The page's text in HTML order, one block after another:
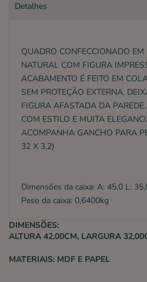
Detalhes
QUADRO CONFECCIONADO
NATURAL COM FIGURA
ACABAMENTO É FEITO EM
SEM PROTEÇÃO EXTERNA,
FIGURA AFASTADA DA
COM ESTILO E MUITA
ACOMPANHA GANCHO PARA
32 X 3,2)
Dimensões da caixa: A: 45,0 L:
Peso da caixa: 0,6400kg
DIMENSÕES:
ALTURA 42,00CM, LARGURA
MATERIAIS: MDF E PAPEL